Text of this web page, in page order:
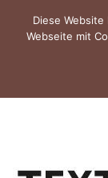
content
Diese
Webseite mit